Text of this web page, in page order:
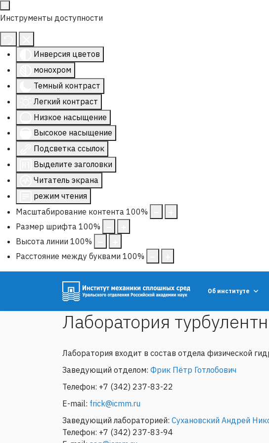
Инструменты доступности
Инверсия цветов
монохром
Темный контраст
Легкий контраст
Низкое насыщение
Высокое насыщение
Подсветка ссылок
Выделите заголовки
Читатель экрана
режим чтения
Масштабирование контента 100%
Размер шрифта 100%
Высота линии 100%
Расстояние между буквами 100%
Об институте
Лаборатория
Лаборатория входит в состав отдела физической
Заведующий отделом: Фрик Пётр Готлобович
Телефон: +7 (342) 237-83-22
E-mail: frick@icmm.ru
Заведующий лабораторией: Сухановский Андрей
Телефон: +7 (342) 237-83-94